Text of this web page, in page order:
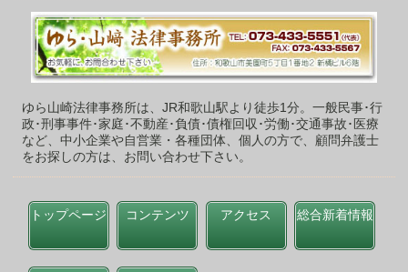
ゆら山崎法律事務所は、JR和歌山駅より徒歩1分。一般民事･行
政･刑事事件･家庭･不動産･負債･債権回収･労働･交通事故･医療
など、中小企業や自営業・各種団体、個人の方で、顧問弁護士
をお探しの方は、お問い合わせ下さい。
トップページ コンテンツ アクセス 総合新着情報